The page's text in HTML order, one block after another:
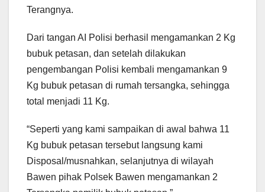
Terangnya.
Dari tangan AI Polisi berhasil mengamankan 2 Kg
bubuk petasan, dan setelah dilakukan
pengembangan Polisi kembali mengamankan 9
Kg bubuk petasan di rumah tersangka, sehingga
total menjadi 11 Kg.
“Seperti yang kami sampaikan di awal bahwa 11
Kg bubuk petasan tersebut langsung kami
Disposal/musnahkan, selanjutnya di wilayah
Bawen pihak Polsek Bawen mengamankan 2